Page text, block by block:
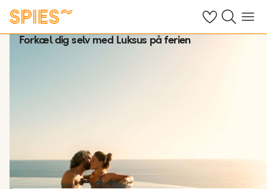
Se dine gemte
Søg påMenu
Forkæl dig selv med Luksus på ferien